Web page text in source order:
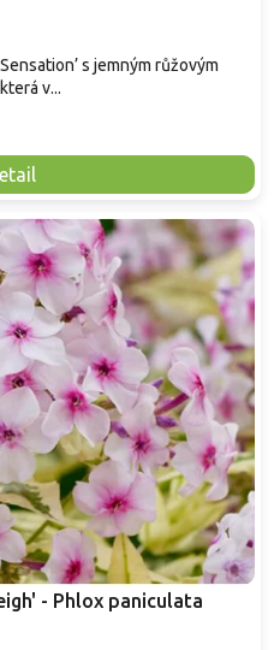
s jemným růžovým
v...
- Phlox paniculata